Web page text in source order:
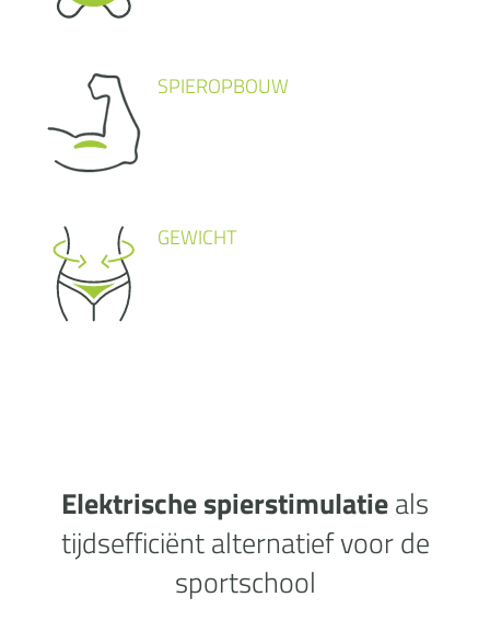
SPIEROPBOUW
GEWICHT
Elektrische spierstimulatieals
tijdsefficiënt alternatief voor de
sportschool